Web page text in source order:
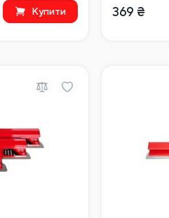
Купити 369 ₴